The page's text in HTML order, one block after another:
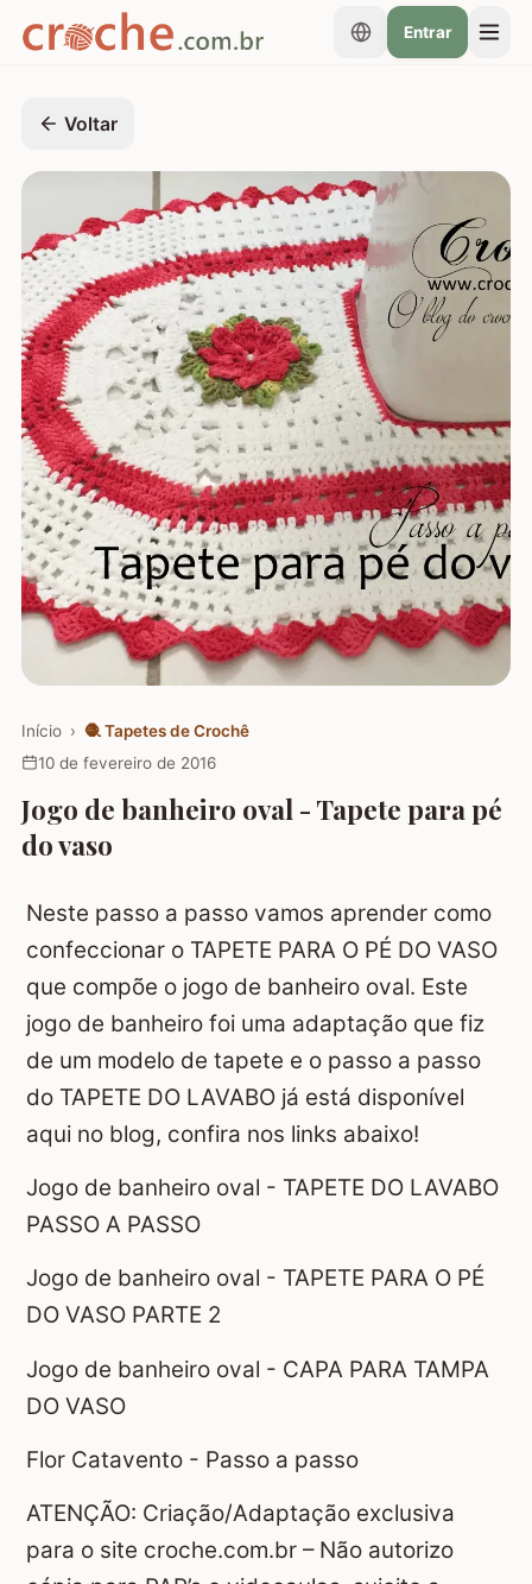
Entrar
Voltar
Início › 🧶 Tapetes de Crochê
10 de fevereiro de 2016
Jogo de banheiro oval - Tapete para pé
do vaso
Neste passo a passo vamos aprender como
confeccionar o TAPETE PARA O PÉ DO VASO
que compõe o jogo de banheiro oval. Este
jogo de banheiro foi uma adaptação que fiz
de um modelo de tapete e o passo a passo
do TAPETE DO LAVABO já está disponível
aqui no blog, confira nos links abaixo!
Jogo de banheiro oval - TAPETE DO LAVABO
PASSO A PASSO
Jogo de banheiro oval - TAPETE PARA O PÉ
DO VASO PARTE 2
Jogo de banheiro oval - CAPA PARA TAMPA
DO VASO
Flor Catavento - Passo a passo
ATENÇÃO: Criação/Adaptação exclusiva
para o site croche.com.br – Não autorizo